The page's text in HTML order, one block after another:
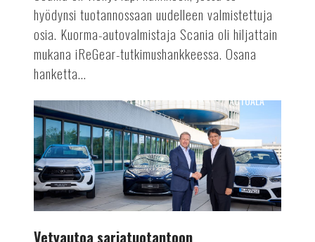
hyödynsi tuotannossaan uudelleen valmistettuja
osia. Kuorma-autovalmistaja Scania oli hiljattain
mukana iReGear-tutkimushankkeessa. Osana
hanketta...
Vetyautoa
sarjatuotantoon
AUTOALA
Vetyautoa sarjatuotantoon